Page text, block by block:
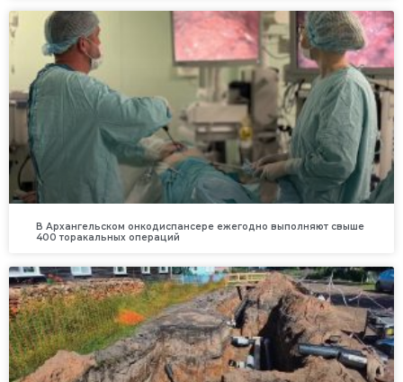
В Архангельском онкодиспансере ежегодно выполняют свыше
400 торакальных операций